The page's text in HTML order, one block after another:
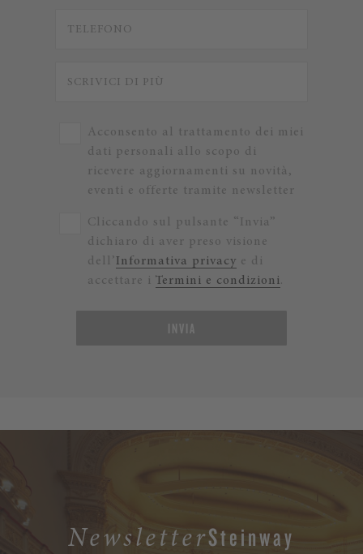
Acconsento al trattamento dei miei
dati personali allo scopo di
ricevere aggiornamenti su novità,
eventi e offerte tramite newsletter
Cliccando sul pulsante “Invia”
dichiaro di aver preso visione
dell’Informativa privacy e di
accettare i Termini e condizioni.
INVIA
NewsletterSteinway